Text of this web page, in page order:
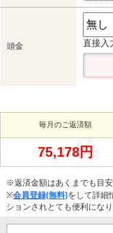
頭金 直接入
毎月のご返済額
75,178円
※返済金額はあくまでも目安
※会員登録(無料)をして詳細
ションされとても便利になり